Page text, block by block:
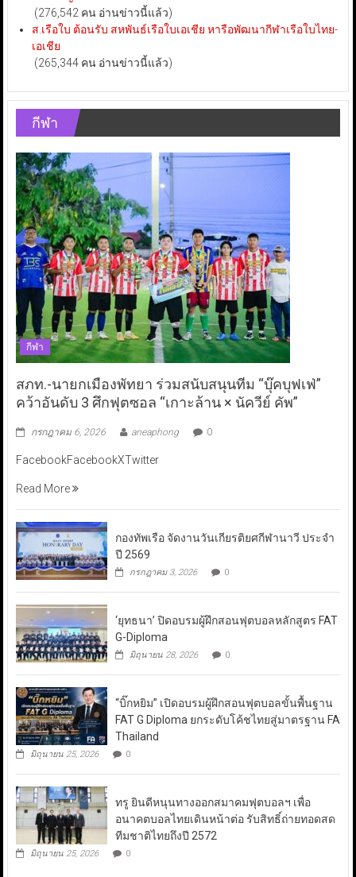
(276,542 คน อ่านข่าวนี้แล้ว)
ส.เรือใบ ต้อนรับ สหพันธ์เรือใบเอเชีย หารือพัฒนากีฬาเรือใบไทย-
เอเชีย
(265,344 คน อ่านข่าวนี้แล้ว)
กีฬา
กีฬา
สภท.-นายกเมืองพัทยา ร่วมสนับสนุนทีม “บุ๊คบุฟเฟ่”
คว้าอันดับ 3 ศึกฟุตซอล “เกาะล้าน × นัควีย์ คัพ”
กรกฎาคม 6, 2026 aneaphong 0
FacebookFacebookXTwitter
Read More
กองทัพเรือ จัดงานวันเกียรติยศกีฬานาวี ประจำ
ปี 2569
กรกฎาคม 3, 2026 0
‘ยุทธนา’ ปิดอบรมผู้ฝึกสอนฟุตบอลหลักสูตร FAT
G-Diploma
มิถุนายน 28, 2026 0
“บิ๊กหยิม” เปิดอบรมผู้ฝึกสอนฟุตบอลขั้นพื้นฐาน
FAT G Diploma ยกระดับโค้ชไทยสู่มาตรฐาน FA
Thailand
มิถุนายน 25, 2026 0
ทรู ยินดีหนุนทางออกสมาคมฟุตบอลฯ เพื่อ
อนาคตบอลไทยเดินหน้าต่อ รับสิทธิ์ถ่ายทอดสด
ทีมชาติไทยถึงปี 2572
มิถุนายน 25, 2026 0